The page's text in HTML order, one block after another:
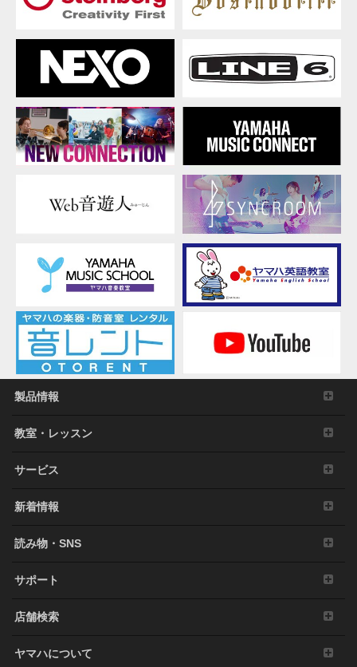
製品情報
教室・レッスン
サービス
新着情報
読み物・SNS
サポート
店舗検索
ヤマハについて